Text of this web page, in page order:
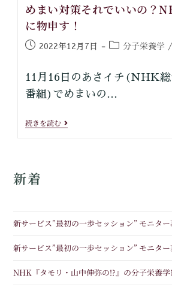
めまい対策それでいいの？
に物申す！
2022年12月7日 分子栄養学 /
11月16日のあさイチ(NHK総
番組)でめまいの…
続きを読む
新着
新サービス”最初の一歩セッション” モニタ
新サービス”最初の一歩セッション” モニタ
NHK『タモリ・山中伸弥の!?』の分子栄養学